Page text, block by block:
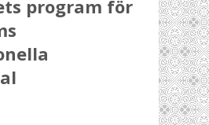
program för